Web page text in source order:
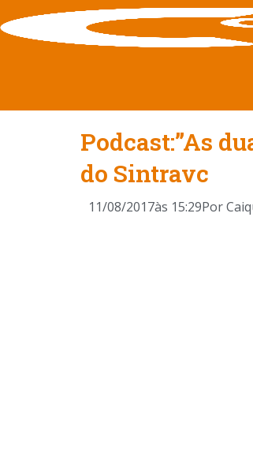
Podcast:”As
do Sintravc
11/08/2017às 15:29Por